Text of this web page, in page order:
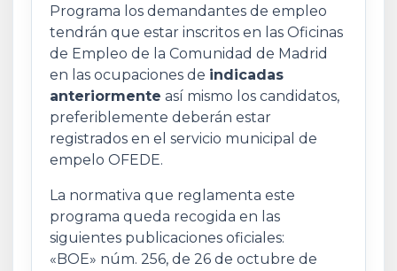
Programa los demandantes de empleo
tendrán que estar inscritos en las Oficinas
de Empleo de la Comunidad de Madrid
en las ocupaciones de indicadas
anteriormente así mismo los candidatos,
preferiblemente deberán estar
registrados en el servicio municipal de
empelo OFEDE.
La normativa que reglamenta este
programa queda recogida en las
siguientes publicaciones oficiales:
«BOE» núm. 256, de 26 de octubre de